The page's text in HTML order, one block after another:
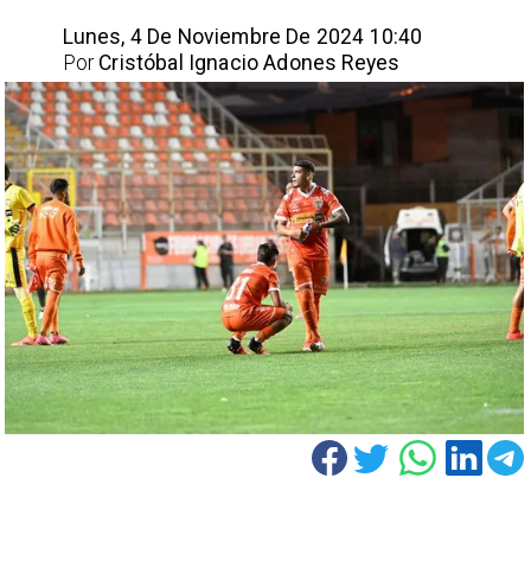
Lunes, 4 De Noviembre De 2024 10:40
Cristóbal Ignacio Adones Reyes
Por